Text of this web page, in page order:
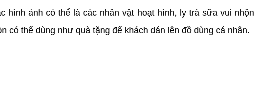
ảnh có thể là các nhân vật hoạt hình, ly trà sữa vui nhộn
có thể dùng như quà tặng để khách dán lên đồ dùng cá nhân.